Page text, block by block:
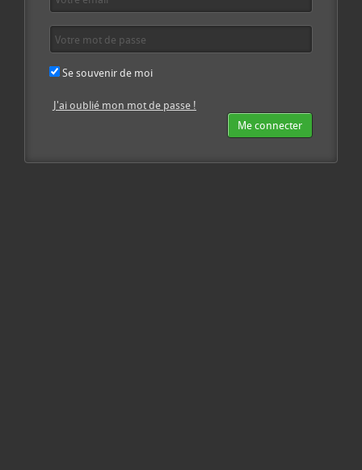
Se souvenir de moi
J'ai oublié mon mot de passe !